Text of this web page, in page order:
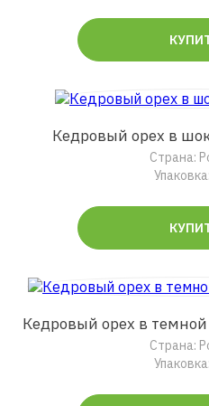
Кедровый орех в
Страна:
Кедровый орех в
Страна: